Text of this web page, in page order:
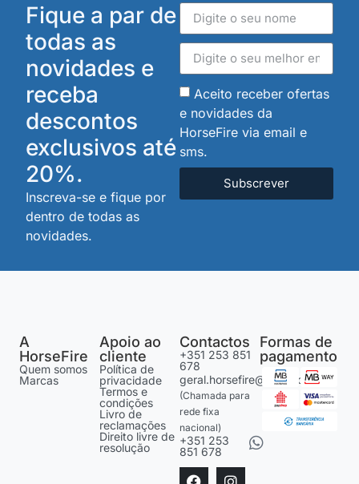
Fique a par de
todas as
novidades e
receba
descontos
exclusivos até
20%.
Inscreva-se e fique por
dentro de todas as
novidades.
Aceito receber ofertas
e novidades da
HorseFire via email e
sms.
Subscrever
A
HorseFire
Quem somos
Marcas
Apoio ao
cliente
Política de
privacidade
Termos e
condições
Livro de
reclamações
Direito livre de
resolução
Contactos
+351 253 851
678
geral.horsefire@gmail.com
(Chamada para
rede fixa
nacional)
+351 253
851 678
Formas de
pagamento